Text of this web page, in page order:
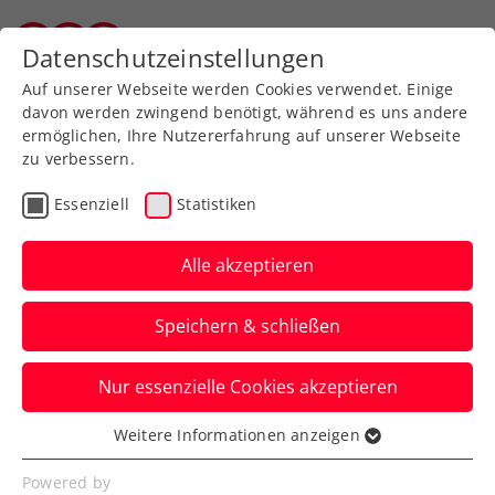
Rollstuhltennis
French Open: Österreich
auch bei den Offiziellen
stark vertreten
Eva Rungaldier und Martine Stauder
fungieren in Paris als Linienrichterin. Mit
Datenschutzeinstellungen
Auf unserer Webseite werden Cookies verwendet. Einige
davon werden zwingend benötigt, während es uns andere
ermöglichen, Ihre Nutzererfahrung auf unserer Webseite
zu verbessern.
Essenziell Statistiken
Alle akzeptieren
Speichern & schließen
Nur essenzielle Cookies akzeptieren
Essenziell
Essenzielle Cookies werden für grundlegende
Weitere Informationen anzeigen
Powered by